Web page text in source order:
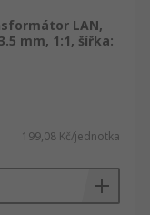
LAN,
mm, 1:1, šířka:
199,08 Kč/jednotka